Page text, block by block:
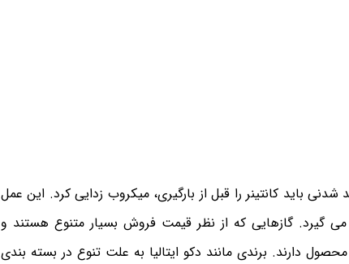
باید کانتینر را قبل از بارگیری، میکروب زدایی کرد. این عمل
می گیرد. گازهایی که از نظر قیمت فروش بسیار متنوع هستند و
دارند. برندی مانند دکو ایتالیا به علت تنوع در بسته بندی